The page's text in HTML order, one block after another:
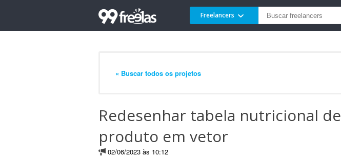
Freelancers
« Buscar todos os projetos
Redesenhar tabela nutricional de
produto em vetor
02/06/2023 às 10:12